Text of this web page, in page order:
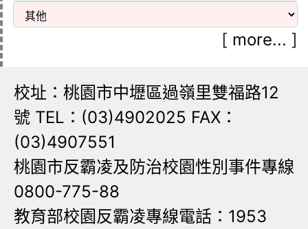
[ more... ]
校址：桃園市中壢區過嶺里雙福路12
號 TEL：(03)4902025 FAX：
(03)4907551
桃園市反霸凌及防治校園性別事件專線
0800-775-88
教育部校園反霸凌專線電話：1953